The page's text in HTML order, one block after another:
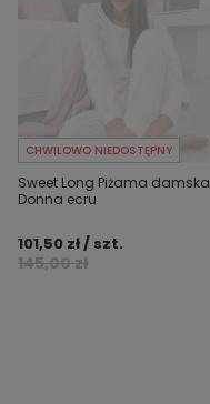
CHWILOWO NIEDOSTĘPNY
Sweet Long Piżama damska
Donna ecru
145,00 zł
101,50 zł / szt.